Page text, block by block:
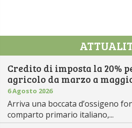
Credito di imposta la 20%
agricolo da marzo a
6 Agosto 2026
Arriva una boccata d’ossigeno
comparto primario italiano,...